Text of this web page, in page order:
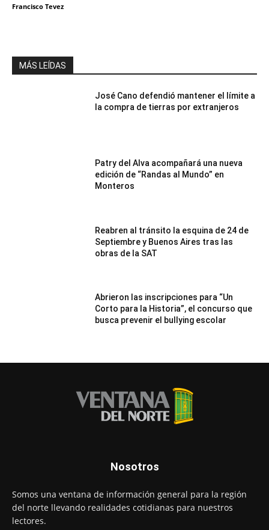
Francisco Tevez
MÁS LEÍDAS
José Cano defendió mantener el límite a
la compra de tierras por extranjeros
Patry del Alva acompañará una nueva
edición de “Randas al Mundo” en
Monteros
Reabren al tránsito la esquina de 24 de
Septiembre y Buenos Aires tras las
obras de la SAT
Abrieron las inscripciones para “Un
Corto para la Historia”, el concurso que
busca prevenir el bullying escolar
Nosotros
Somos una ventana de información general para la región
del norte llevando realidades cotidianas para nuestros
lectores.